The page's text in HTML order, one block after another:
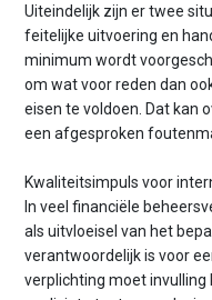
Uiteindelijk zijn er twee
feitelijke uitvoering en
minimum wordt
om wat voor reden dan
eisen te voldoen. Dat kan
een afgesproken
Kwaliteitsimpuls voor
In veel financiële
als uitvloeisel van het
verantwoordelijk is voor
verplichting moet invulling